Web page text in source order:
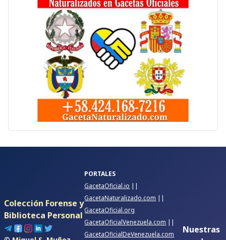
Colección Forense y
Biblioteca Personal
PORTALES
GacetaOficial.io ||
GacetaNaturalizado.com ||
GacetaOficial.org
GacetaOficialVenezuela.com ||
GacetaOficialDeVenezuela.com
Nuestras